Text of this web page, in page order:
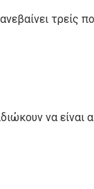
τρείς
να είναι